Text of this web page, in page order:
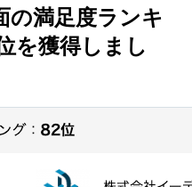
の満足度ランキ
を獲得しまし